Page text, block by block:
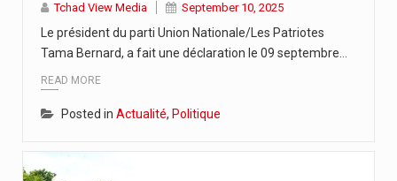
Tchad View Media September 10, 2025
Le président du parti Union Nationale/Les Patriotes
Tama Bernard, a fait une déclaration le 09 septembre…
READ MORE
Posted in Actualité, Politique